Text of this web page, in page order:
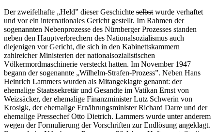
Der zweifelhafte „Held” dieser Geschichte selbst wurde verhaftet
und vor ein internationales Gericht gestellt. Im Rahmen der
sogenannten Nebenprozesse des Nürnberger Prozesses standen
neben den Hauptverbrechern des Nationalsozialismus auch
diejenigen vor Gericht, die sich in den Kabinettskammern
zahlreicher Ministerien der nationalsozialistischen
Völkermordmaschinerie versteckt hatten. Im November 1947
begann der sogenannte „Wilhelm-Strafen-Prozess”. Neben Hans
Heinrich Lammers wurden als Mitangeklagte genannt: der
ehemalige Staatssekretär und Gesandte im Vatikan Ernst von
Weizsäcker, der ehemalige Finanzminister Lutz Schwerin von
Krosigk, der ehemalige Ernährungsminister Richard Darre und der
ehemalige Pressechef Otto Dietrich. Lammers wurde unter anderem
wegen der Formulierung der Vorschriften zur Endlösung angeklagt.